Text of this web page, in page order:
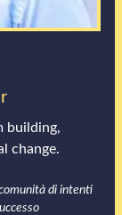
building,
change.
di intenti